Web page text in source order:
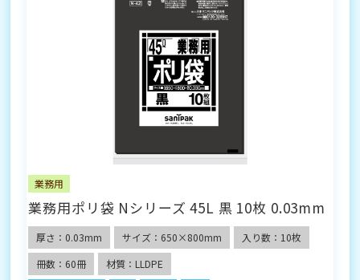
業務用
業務用ポリ袋 Nシリーズ 45L 黒 10枚 0.03mm
厚さ：0.03mm サイズ：650×800mm
入り数：10枚
冊数：60冊
材質：LLDPE